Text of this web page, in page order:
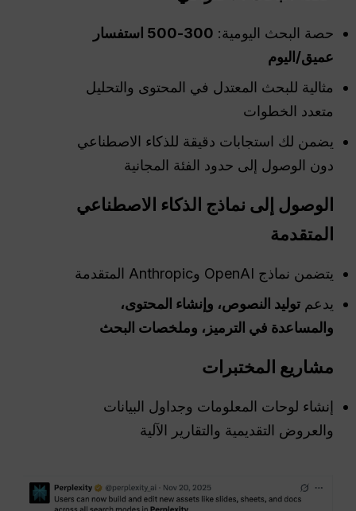
حصة البحث اليومية:
300-500 استفسار
عميق/اليوم
مثالية للبحث المعتدل في المحتوى والتحليل
متعدد الخطوات
يضمن لك استجابات دقيقة للذكاء الاصطناعي
دون الوصول إلى حدود الفئة المجانية
الوصول إلى نماذج الذكاء الاصطناعي
المتقدمة
يتضمن نماذج OpenAI وAnthropic المتقدمة
يدعمتوليد النصوص، وإنشاء المحتوى،
والمساعدة في الترميز، وملخصات البحث
مشاريع المختبرات
إنشاء لوحات المعلومات وجداول البيانات
والعروض التقديمية والتقارير الآلية